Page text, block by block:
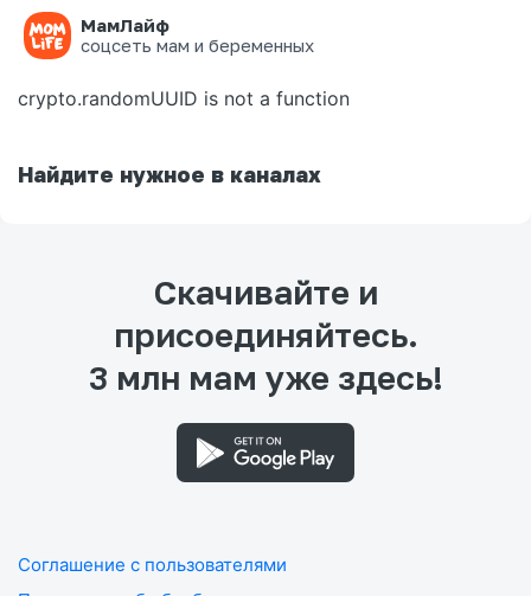
МамЛайф
соцсеть мам и беременных
Ошибка на странице
crypto.randomUUID is not a function
Найдите нужное в каналах
Скачивайте и
присоединяйтесь.
3 млн мам уже здесь!
Соглашение с пользователями